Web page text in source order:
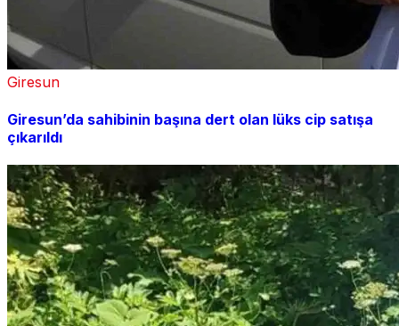
Giresun
Giresun’da sahibinin başına dert olan lüks cip satışa
çıkarıldı